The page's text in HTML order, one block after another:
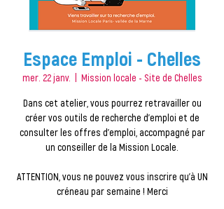
Espace Emploi - Chelles
mer. 22 janv. Mission locale - Site de Chelles
Dans cet atelier, vous pourrez retravailler ou
créer vos outils de recherche d'emploi et de
consulter les offres d'emploi, accompagné par
un conseiller de la Mission Locale.
ATTENTION, vous ne pouvez vous inscrire qu'à UN
créneau par semaine ! Merci